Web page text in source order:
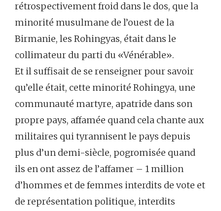
rétrospectivement froid dans le dos, que la
minorité musulmane de l’ouest de la
Birmanie, les Rohingyas, était dans le
collimateur du parti du «Vénérable».
Et il suffisait de se renseigner pour savoir
qu’elle était, cette minorité Rohingya, une
communauté martyre, apatride dans son
propre pays, affamée quand cela chante aux
militaires qui tyrannisent le pays depuis
plus d’un demi-siècle, pogromisée quand
ils en ont assez de l’affamer – 1 million
d’hommes et de femmes interdits de vote et
de représentation politique, interdits